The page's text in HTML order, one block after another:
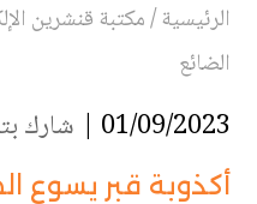
الرئيسية/مكتبة قنشرين
الضائع
01/09/2023 | شارك
أكذوبة قبر يسوع